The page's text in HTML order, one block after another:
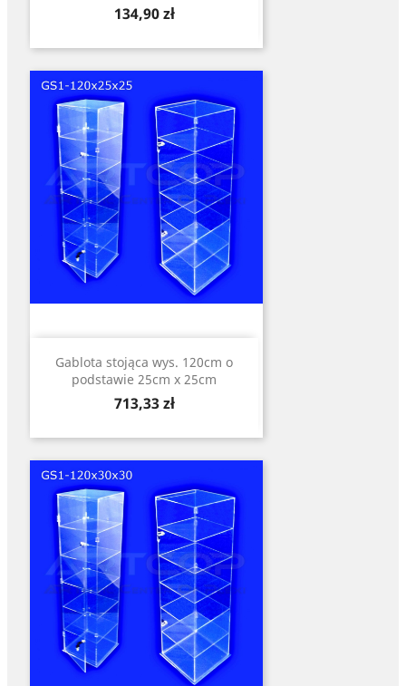
Cena
134,90 zł
Gablota stojąca wys. 120cm o
podstawie 25cm x 25cm
Cena
713,33 zł